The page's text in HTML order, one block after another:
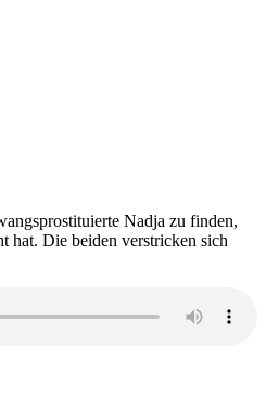
Nadja zu finden,
hat. Die beiden verstricken sich